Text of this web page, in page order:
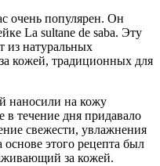
очень популярен. Он
La sultane de saba. Эту
из натуральных
кожей, традиционных для
наносили на кожу
в течение дня придавало
свежести, увлажнения
этого рецепта был
за кожей.